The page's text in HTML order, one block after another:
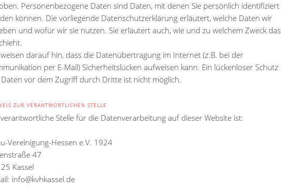
Personenbezogene Daten sind Daten, mit denen Sie persönlich identifiziert
können. Die vorliegende Datenschutzerklärung erläutert, welche Daten wir
und wofür wir sie nutzen. Sie erläutert auch, wie und zu welchem Zweck das
darauf hin, dass die Datenübertragung im Internet (z.B. bei der
per E-Mail) Sicherheitslücken aufweisen kann. Ein lückenloser Schutz
vor dem Zugriff durch Dritte ist nicht möglich.
ZUR VERANTWORTLICHEN STELLE
Stelle für die Datenverarbeitung auf dieser Website ist:
Vereinigung-Hessen e.V. 1924
47
Kassel
info@kvhkassel.de